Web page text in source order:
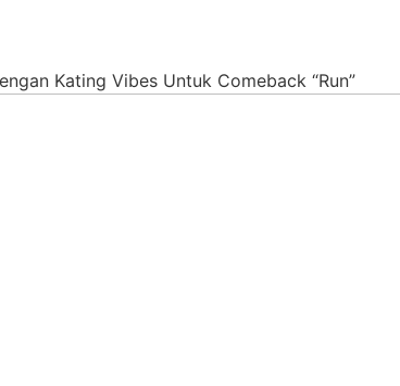
Kating Vibes Untuk Comeback “Run”